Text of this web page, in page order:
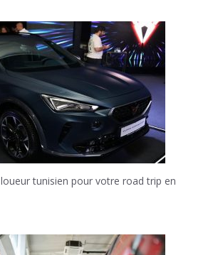
loueur tunisien pour votre road trip en